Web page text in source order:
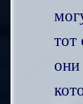
тот